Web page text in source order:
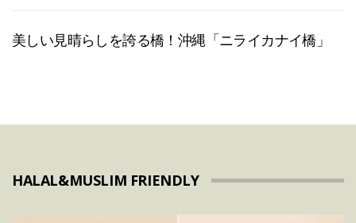
美しい見晴らしを誇る橋！沖縄「ニライカナイ橋」
HALAL&MUSLIM FRIENDLY